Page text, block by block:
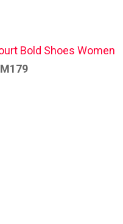
Bold Shoes Women